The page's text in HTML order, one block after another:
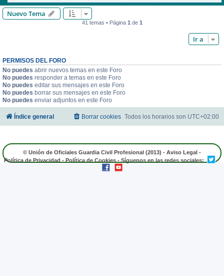
Nuevo Tema
41 temas • Página 1 de 1
Ir a
PERMISOS DEL FORO
No puedes abrir nuevos temas en este Foro
No puedes responder a temas en este Foro
No puedes editar sus mensajes en este Foro
No puedes borrar sus mensajes en este Foro
No puedes enviar adjuntos en este Foro
Índice general Todos los horarios son UTC+02:00
Borrar cookies
© Unión de Oficiales Guardia Civil Profesional (2013) - Aviso Legal -
Política de Privacidad - Política de Cookies - Síguenos en las redes sociales: